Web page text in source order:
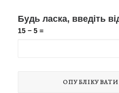
Будь ласка, введіть
15 − 5 =